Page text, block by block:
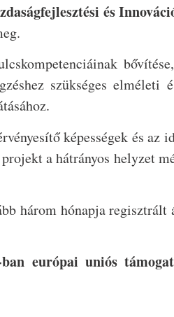
és
szükséges elméleti
képességek és az
a hátrányos helyzet
három hónapja regisztrált
európai uniós